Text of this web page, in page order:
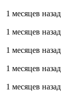
1 месяцев назад
1 месяцев назад
1 месяцев назад
1 месяцев назад
1 месяцев назад